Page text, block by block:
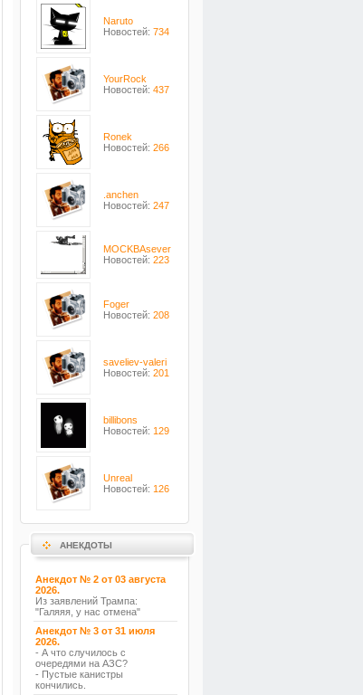
Naruto
Новостей: 734
YourRock
Новостей: 437
Ronek
Новостей: 266
.anchen
Новостей: 247
MOCKBAsever
Новостей: 223
Foger
Новостей: 208
saveliev-valeri
Новостей: 201
billibons
Новостей: 129
Unreal
Новостей: 126
АНЕКДОТЫ
Анекдот № 2 от 03 августа
2026.
Из заявлений Трампа:
"Галяяя, у нас отмена"
Анекдот № 3 от 31 июля
2026.
- А что случилось с
очередями на АЗС?
- Пустые канистры
кончились.